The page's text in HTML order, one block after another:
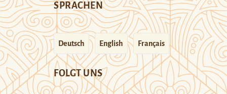
SPRACHEN
Deutsch English Français
FOLGT UNS